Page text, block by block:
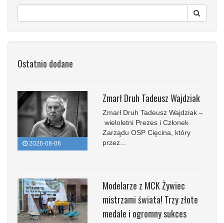
Ostatnio dodane
2026-08-06
Zmarł Druh Tadeusz Wajdziak
Zmarł Druh Tadeusz Wajdziak –
wieloletni Prezes i Członek
Zarządu OSP Cięcina, który
przez...
Modelarze z MCK Żywiec
mistrzami świata! Trzy złote
medale i ogromny sukces